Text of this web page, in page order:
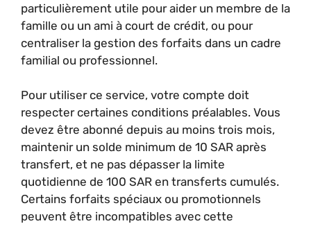
particulièrement utile pour aider un membre de la
famille ou un ami à court de crédit, ou pour
centraliser la gestion des forfaits dans un cadre
familial ou professionnel.
Pour utiliser ce service, votre compte doit
respecter certaines conditions préalables. Vous
devez être abonné depuis au moins trois mois,
maintenir un solde minimum de 10 SAR après
transfert, et ne pas dépasser la limite
quotidienne de 100 SAR en transferts cumulés.
Certains forfaits spéciaux ou promotionnels
peuvent être incompatibles avec cette